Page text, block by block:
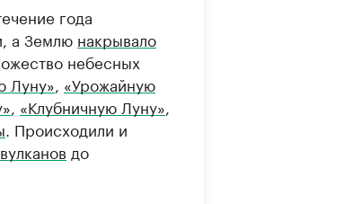
года
а Землю накрывало
небесных
Луну» «Урожайную
«Клубничную Луну»
. Происходили и
до